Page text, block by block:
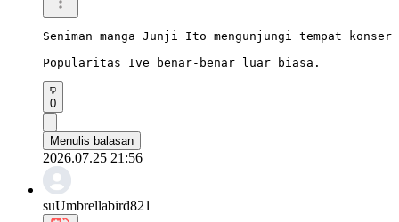
Seniman manga Junji Ito mengunjungi tempat
Popularitas Ive benar-benar luar biasa.
0
Menulis balasan
2026.07.25 21:56
suUmbrellabird821